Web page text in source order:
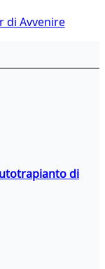
di Avvenire
di